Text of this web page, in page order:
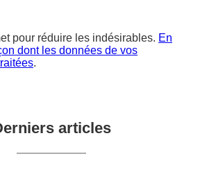
pour réduire les indésirables. En
dont les données de vos
.
articles